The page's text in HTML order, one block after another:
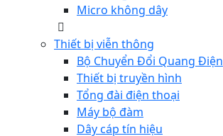
Micro không dây
Thiết bị viễn thông
Bộ Chuyển Đổi Quang Điện
Thiết bị truyền hình
Tổng đài điện thoại
Máy bộ đàm
Dây cáp tín hiệu